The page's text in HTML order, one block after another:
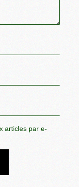
articles par e-